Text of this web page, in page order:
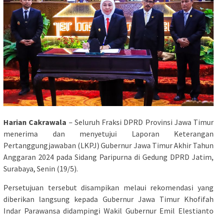
Harian Cakrawala – Seluruh Fraksi DPRD Provinsi Jawa Timur
menerima dan menyetujui Laporan Keterangan
Pertanggungjawaban (LKPJ) Gubernur Jawa Timur Akhir Tahun
Anggaran 2024 pada Sidang Paripurna di Gedung DPRD Jatim,
Surabaya, Senin (19/5).
Persetujuan tersebut disampikan melaui rekomendasi yang
diberikan langsung kepada Gubernur Jawa Timur Khofifah
Indar Parawansa didampingi Wakil Gubernur Emil Elestianto